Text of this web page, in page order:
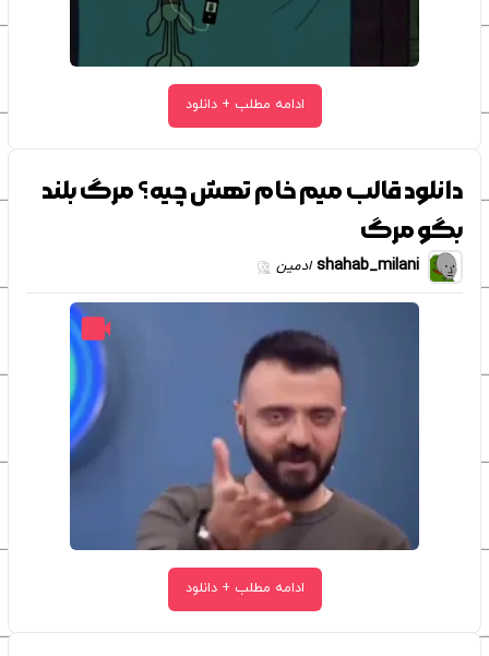
ادامه مطلب + دانلود
دانلود قالب میم خام تهش چیه؟ مرگ بلند
بگو مرگ
shahab_milani ادمین
ادامه مطلب + دانلود